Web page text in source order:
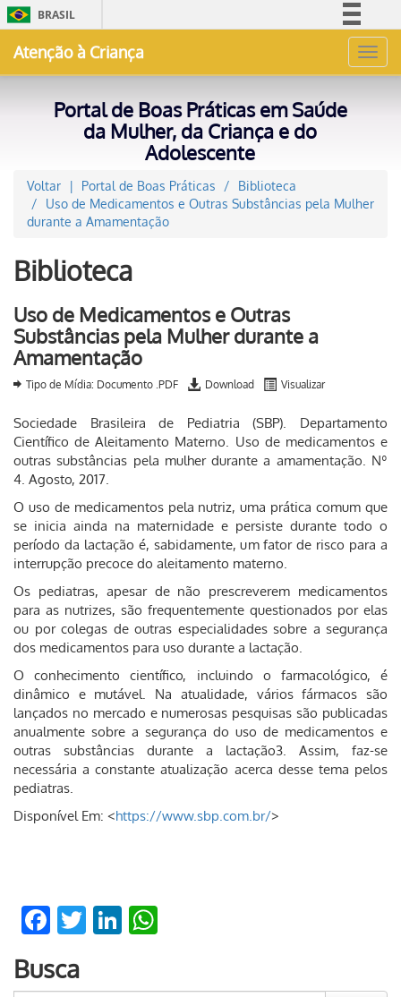
BRASIL
Acesso à informação
Atenção à Criança
Portal de Boas Práticas em Saúde
da Mulher, da Criança e do
Adolescente
Voltar Portal de Boas Práticas
Biblioteca
Uso de Medicamentos e Outras Substâncias pela Mulher
durante a Amamentação
Biblioteca
Uso de Medicamentos e Outras
Substâncias pela Mulher durante a
Amamentação
Tipo de Mídia: Documento .PDF Download Visualizar
Sociedade Brasileira de Pediatria (SBP). Departamento
Científico de Aleitamento Materno. Uso de medicamentos e
outras substâncias pela mulher durante a amamentação. Nº
4. Agosto, 2017.
O uso de medicamentos pela nutriz, uma prática comum que
se inicia ainda na maternidade e persiste durante todo o
período da lactação é, sabidamente, um fator de risco para a
interrupção precoce do aleitamento materno.
Os pediatras, apesar de não prescreverem medicamentos
para as nutrizes, são frequentemente questionados por elas
ou por colegas de outras especialidades sobre a segurança
dos medicamentos para uso durante a lactação.
O conhecimento científico, incluindo o farmacológico, é
dinâmico e mutável. Na atualidade, vários fármacos são
lançados no mercado e numerosas pesquisas são publicadas
anualmente sobre a segurança do uso de medicamentos e
outras substâncias durante a lactação3. Assim, faz-se
necessária a constante atualização acerca desse tema pelos
pediatras.
Disponível Em: <https://www.sbp.com.br/>
Facebook
TwitterLinkedIn
Busca